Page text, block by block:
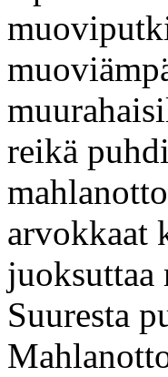
reikä
arvokkaat
juoksuttaa
Suuresta